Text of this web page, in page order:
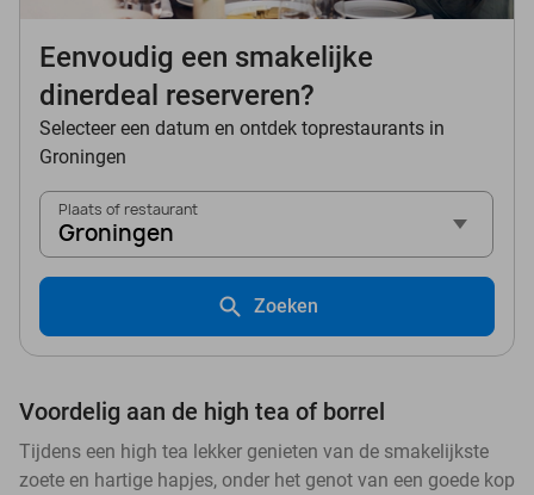
Eenvoudig een smakelijke
dinerdeal reserveren?
Selecteer een datum en ontdek toprestaurants in
Groningen
Plaats of restaurant
Groningen
Zoeken
Voordelig aan de high tea of borrel
Tijdens een high tea lekker genieten van de smakelijkste
zoete en hartige hapjes, onder het genot van een goede kop